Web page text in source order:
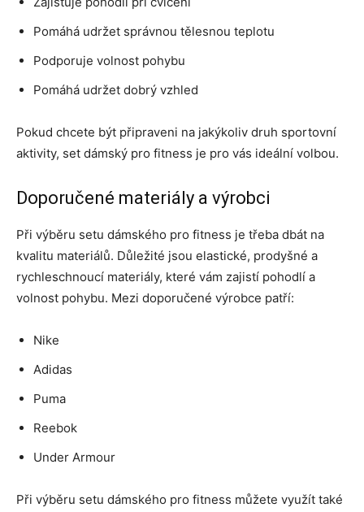
Pomáhá udržet správnou tělesnou teplotu
Podporuje volnost pohybu
Pomáhá udržet dobrý vzhled
Pokud chcete být připraveni na jakýkoliv druh sportovní
aktivity, set dámský pro fitness je pro vás ideální volbou.
Doporučené materiály a výrobci
Při výběru setu dámského pro fitness je třeba dbát na
kvalitu materiálů. Důležité jsou elastické, prodyšné a
rychleschnoucí materiály, které vám zajistí pohodlí a
volnost pohybu. Mezi doporučené výrobce patří:
Nike
Adidas
Puma
Reebok
Under Armour
Při výběru setu dámského pro fitness můžete využít také